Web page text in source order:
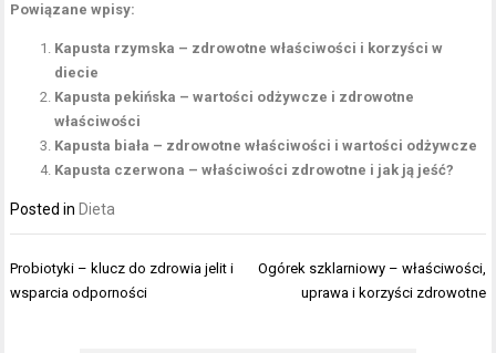
Powiązane wpisy:
Kapusta rzymska – zdrowotne właściwości i korzyści w
diecie
Kapusta pekińska – wartości odżywcze i zdrowotne
właściwości
Kapusta biała – zdrowotne właściwości i wartości odżywcze
Kapusta czerwona – właściwości zdrowotne i jak ją jeść?
Posted in Dieta
Nawigacja
wpisu
Probiotyki – klucz do zdrowia jelit i
wsparcia odporności
Ogórek szklarniowy – właściwości,
uprawa i korzyści zdrowotne